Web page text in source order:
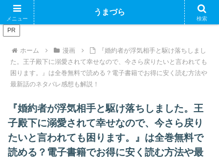
ブログで収益化できるかやってみるブログ
PR
ホーム 漫画
『婚約者が浮気相手と駆け落ちしまし
た。王子殿下に溺愛されて幸せなので、今さら戻りたいと言われても
困ります。』は全巻無料で読める？電子書籍でお得に安く読む方法や
最新話のネタバレ感想も解説！
『婚約者が浮気相手と駆け落ちしました。王
子殿下に溺愛されて幸せなので、今さら戻り
たいと言われても困ります。』は全巻無料で
読める？電子書籍でお得に安く読む方法や最
メニュー
うまづら
検索